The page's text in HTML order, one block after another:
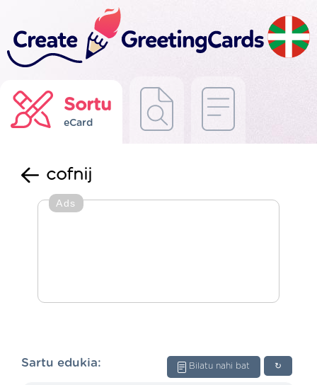
Sortu
eCard
cofnij
Ads
↻
Bilatu nahi bat
Sartu edukia: